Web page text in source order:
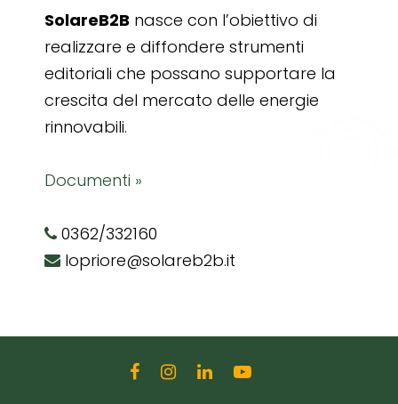
SolareB2B nasce con l’obiettivo di
realizzare e diffondere strumenti
editoriali che possano supportare la
crescita del mercato delle energie
rinnovabili.
Documenti »
0362/332160
lopriore@solareb2b.it